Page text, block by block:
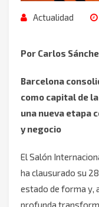
Actualidad
Por Carlos
Barcelona
como capital de
una nueva etapa
y negocio
El Salón
ha clausurado su
estado de forma y,
profunda